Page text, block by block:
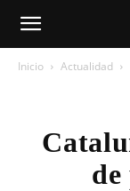
Inicio Actualidad
de